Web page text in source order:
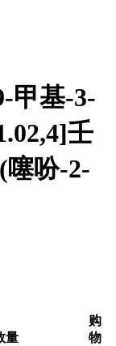
甲基-3-
壬
噻吩-2-
量
购
物